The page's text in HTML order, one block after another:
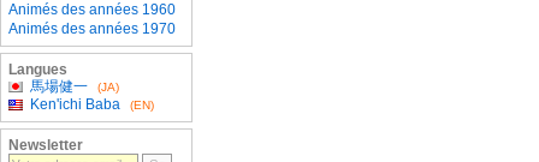
Animés des années 1960
Animés des années 1970
Langues
馬場健一
(JA)
Ken'ichi Baba (EN)
Newsletter